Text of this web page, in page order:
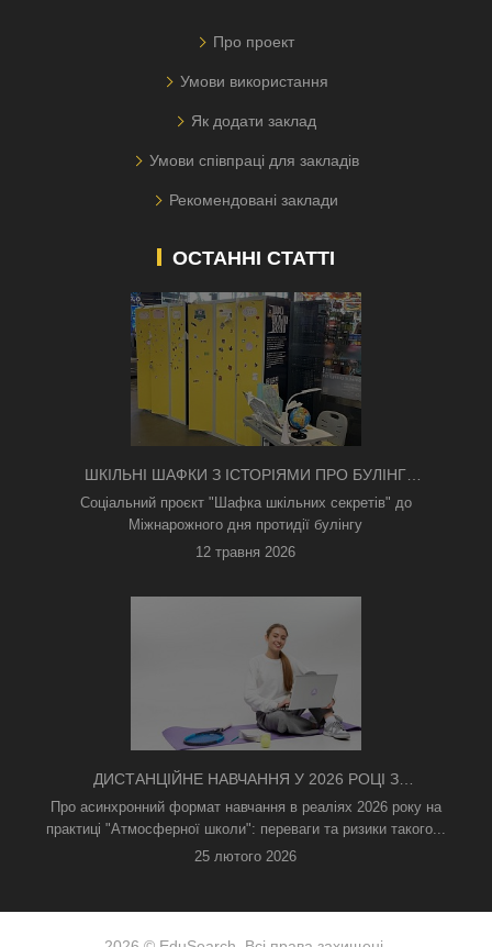
Про проект
Умови використання
Як додати заклад
Умови співпраці для закладів
Рекомендовані заклади
ОСТАННІ СТАТТІ
ШКІЛЬНІ ШАФКИ З ІСТОРІЯМИ ПРО БУЛІНГ
З'ЯВИЛИСЯ В КИЄВІ
Соціальний проєкт "Шафка шкільних секретів" до
Міжнарожного дня протидії булінгу
12 травня 2026
ДИСТАНЦІЙНЕ НАВЧАННЯ У 2026 РОЦІ З
ТРИВОГАМИ ТА БЕЗ СВІТЛА: ЯК АСИНХРОННИЙ
ФОРМАТ РЯТУЄ ОСВІТНІЙ ПРОЦЕС
Про асинхронний формат навчання в реаліях 2026 року на
практиці "Атмосферної школи": переваги та ризики такого...
25 лютого 2026